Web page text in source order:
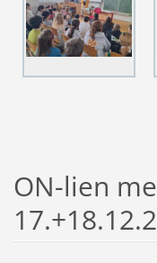
ON-lien